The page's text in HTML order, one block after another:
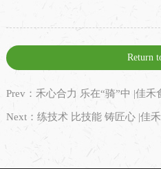
Return
Prev：禾心合力 乐在“骑”中 |佳